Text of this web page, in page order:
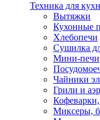
Техника для
Вытяжки
Кухонные
Хлебопечи
Сушилка
Мини-печи
Чайники
Грили и
Миксеры,